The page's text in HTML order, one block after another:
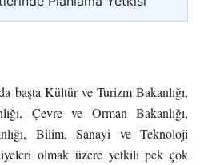
başta Kültür ve Turizm Bakanlığı,
Çevre ve Orman Bakanlığı,
Bilim, Sanayi ve Teknoloji
olmak üzere yetkili pek çok